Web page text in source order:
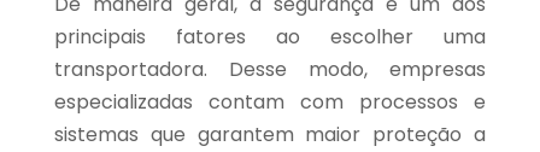
principais fatores ao escolher uma
transportadora. Desse modo, empresas
especializadas contam com processos e
sistemas que garantem maior proteção a